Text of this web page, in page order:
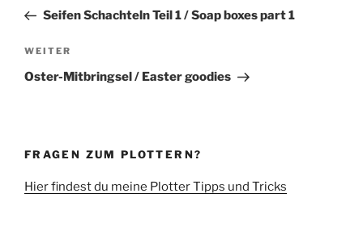
Beitrag
Seifen Schachteln Teil 1 / Soap boxes part 1
Nächster
Beitrag
WEITER
Oster-Mitbringsel / Easter goodies
FRAGEN ZUM PLOTTERN?
Hier findest du meine Plotter Tipps und Tricks